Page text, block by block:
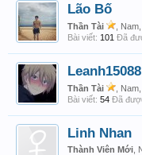
Lão Bố
Thần Tài ,
Bài viết: 101 Đã
Leanh15088
Thần Tài ,
Bài viết: 54 Đã
Linh Nhan
Thành Viên Mới ,